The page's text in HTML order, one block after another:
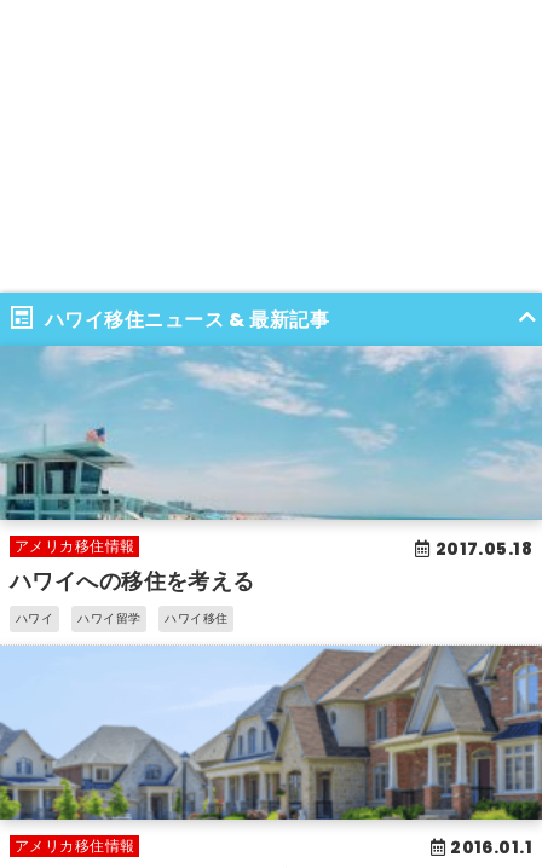
ハワイ移住ニュース & 最新記事
アメリカ移住情報 2017.05.18
ハワイへの移住を考える
ハワイ ハワイ留学 ハワイ移住
アメリカ移住情報 2016.01.1